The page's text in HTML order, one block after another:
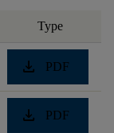
Type
download PDF
download PDF